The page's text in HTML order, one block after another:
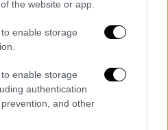
the website or app.
enable storage
enable storage
authentication
and other
Παίρνει σύνταξη
ως
οπλουργός. Και
από καιρό γιατί
ενέργεια».
άνθρωπος 90 ετών είχε
ότι «θα πρέπει